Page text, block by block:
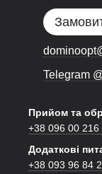
Telegram
Прийом та
+38 096 00 216
Додаткові
+38 093 96 84